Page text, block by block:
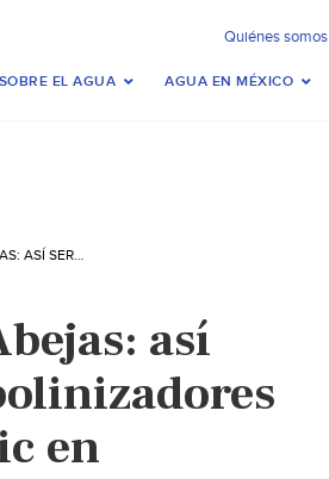
Quiénes somos
EL AGUA AGUA EN MÉXICO
DÍA MUNDIAL DE LAS ABEJAS: ASÍ SERÍA EL MUNDO SIN POLINIZADORES (NATIONAL GEOGRAPHIC EN ESPAÑOL)
así
en